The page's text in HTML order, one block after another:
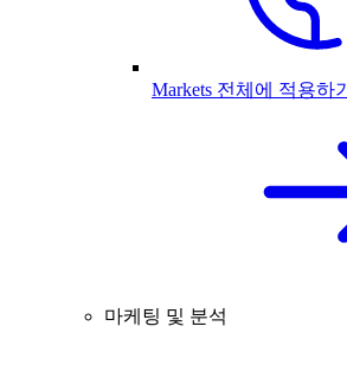
Markets 전체에 적용하기
마케팅 및 분석